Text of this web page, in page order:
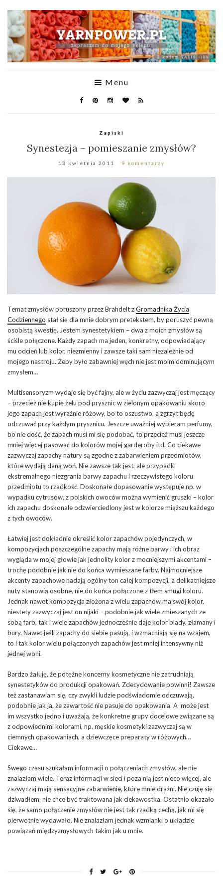
Menu
Zapiski
Synestezja – pomieszanie zmysłów?
13 kwietnia 2011 9 komentarzy
Temat zmysłów poruszony przez Brahdelt zGromadnika Życia
Codziennego stał się dla mnie dobrym pretekstem, by poruszyć pewną
osobistą kwestię. Jestem synestetykiem – dwa z moich zmysłów są
ściśle połączone. Każdy zapach ma jeden, konkretny, odpowiadający
mu odcień lub kolor, niezmienny i zawsze taki sam niezależnie od
mojego nastroju. Żeby było zabawniej węch nie jest moim dominującym
zmysłem…
Multisensoryzm wydaje się być fajny, ale w życiu zazwyczaj jest męczący
– przecież nie kupię żelu pod prysznic w zielonym opakowaniu skoro
jego zapach jest wyraźnie różowy, bo to oszustwo, a zgrzyt będę
odczuwać przy każdym prysznicu. Jeszcze uważniej wybieram perfumy,
bo nie dość, że zapach musi mi się podobać, to przecież musi jeszcze
mniej więcej pasować do kolorów mojej garderoby itd. Co ciekawe
zazwyczaj zapachy natury są zgodne z zabarwieniem przedmiotów,
które wydają daną woń. Nie zawsze tak jest, ale przypadki
ekstremalnego niezgrania barwy zapachu i rzeczywistego koloru
przedmiotu to rzadkość. Doskonałe dopasowanie występuje np. w
wypadku cytrusów, z polskich owoców można wymienić gruszki – kolor
ich zapachu doskonale odzwierciedlony jest w kolorze miąższu każdego
z tych owoców.
Łatwiej jest dokładnie określić kolor zapachów pojedynczych, w
kompozycjach poszczególne zapachy mają różne barwy i ich obraz
wygląda w mojej głowie jak jednolity kolor z mocniejszymi akcentami –
trochę podobnie jak nie do końca wymieszane farby. Najmocniejsze
akcenty zapachowe nadają ogólny ton całej kompozycji, a delikatniejsze
nuty stanowią osobne, nie do końca połączone z tłem smugi koloru.
Jednak nawet kompozycja złożona z wielu zapachów ma swój kolor,
niestety zazwyczaj jest on nijaki – podobnie jak wiele zmieszanych ze
sobą farb, tak i wiele zapachów jednocześnie daje kolor blady, złamany i
bury. Nawet jeśli zapachy do siebie pasują, i wzmacniają się na wzajem,
to i tak kolor wielu połączonych zapachów jest mniej intensywny niż
jednej woni.
Bardzo żałuję, że potężne koncerny kosmetyczne nie zatrudniają
synestetyków do produkcji opakowań. Zdecydowanie powinni! Zawsze
też zastanawiam się, czy zwykli ludzie podświadomie odczuwają,
podobnie jak ja, że zawartość nie pasuje do opakowania. A może jest
im wszystko jedno i uważają, że konkretne grupy docelowe związane są
z odpowiednimi kolorami, np. męskie kosmetyki zazwyczaj są w
ciemnych opakowaniach, a dziewczęce preparaty w różowych…
Ciekawe…
Swego czasu szukałam informacji o połączeniach zmysłów, ale nie
znalazłam wiele. Teraz informacji w sieci i poza nią jest nieco więcej, ale
zazwyczaj mają sensacyjne zabarwienie, które mnie drażni. Nie czuję się
dziwadłem, nie chce być traktowana jak ciekawostka. Ostatnio okazało
się, że samo połączenie zmysłów nie jest tak rzadką cechą, jak mi się
pierwotnie wydawało. Nie znalazłam jednak wzmianki o układzie
powiązań międzyzmysłowych takim jak u mnie.